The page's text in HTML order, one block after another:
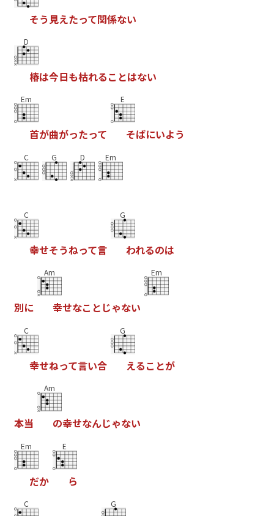
そう 見えたって関係ない
D
椿は今日も枯れるこ とはない
Em
首が曲がったって
E
そばにいよう
C G D Em
C
幸せそうねって言
G
われるのは
別に
Am
幸せなこ と じゃない
Em
C
幸せねって言い合
G
えるこ とが
本当
Am
の幸せなんじゃない
Em
だか
E
ら
C G